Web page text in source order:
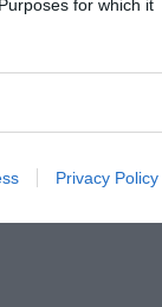
for which it
Privacy Policy
την επίσης
αγαπημένη
Θέλω
μια νέα